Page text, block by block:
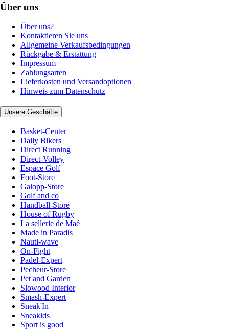
Über uns
Über uns?
Kontaktieren Sie uns
Allgemeine Verkaufsbedingungen
Rückgabe & Erstattung
Impressum
Zahlungsarten
Lieferkosten und Versandoptionen
Hinweis zum Datenschutz
Unsere Geschäfte
Basket-Center
Daily Bikers
Direct Running
Direct-Volley
Espace Golf
Foot-Store
Galopp-Store
Golf and co
Handball-Store
House of Rugby
La sellerie de Maé
Made in Paradis
Nauti-wave
On-Fight
Padel-Expert
Pecheur-Store
Pet and Garden
Slowood Interior
Smash-Expert
Sneak'In
Sneakids
Sport is good